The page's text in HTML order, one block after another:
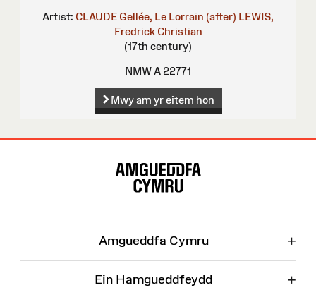
Artist: CLAUDE Gellée, Le Lorrain (after) LEWIS,
Fredrick Christian
(17th century)
NMW A 22771
Mwy am yr eitem hon
Amgueddfa Cymru +
Ein Hamgueddfeydd +